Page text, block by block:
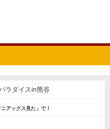
ラダイスin熊谷
アックス見た」で！